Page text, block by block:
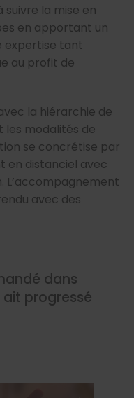
suivre la mise en
en apportant un
expertise tant
au profit de
la hiérarchie de
les modalités de
se concrétise par
en distanciel avec
L’accompagnement
avec des
dans
ait progressé